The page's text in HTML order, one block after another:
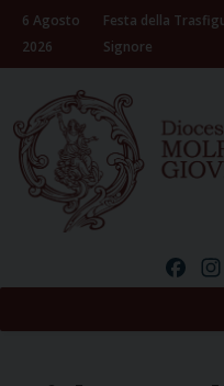
Skip
content
6 Agosto
2026
Festa della
Signore